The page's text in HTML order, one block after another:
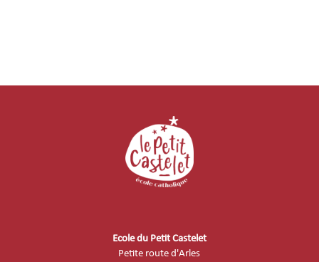
Ecole du Petit Castelet
Petite route d'Arles